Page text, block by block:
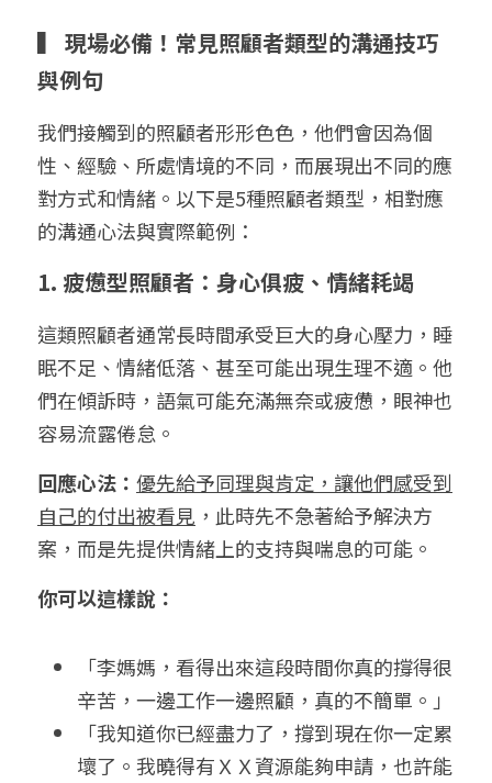
▍ 現場必備！常見照顧者類型的溝通技巧
與例句
我們接觸到的照顧者形形色色，他們會因為個
性、經驗、所處情境的不同，而展現出不同的應
對方式和情緒。以下是5種照顧者類型，相對應
的溝通心法與實際範例：
1. 疲憊型照顧者：身心俱疲、情緒耗竭
這類照顧者通常長時間承受巨大的身心壓力，睡
眠不足、情緒低落、甚至可能出現生理不適。他
們在傾訴時，語氣可能充滿無奈或疲憊，眼神也
容易流露倦怠。
回應心法： 優先給予同理與肯定，讓他們感受到
自己的付出被看見 ，此時先不急著給予解決方
案，而是先提供情緒上的支持與喘息的可能。
你可以這樣說：
「李媽媽，看得出來這段時間你真的撐得很
辛苦，一邊工作一邊照顧，真的不簡單。」
「我知道你已經盡力了，撐到現在你一定累
壞了。我曉得有ＸＸ資源能夠申請，也許能